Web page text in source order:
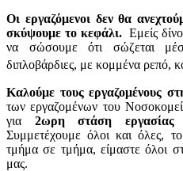
Οι εργαζόμενοι δεν θα
σκύψουμε το κεφάλι.Εμείς
να σώσουμε ότι σώζεται
διπλοβάρδιες, με κομμένα ρεπό,
Καλούμε τους εργαζομένους
των εργαζομένων του
για 2ωρη στάση
Συμμετέχουμε όλοι και όλες,
τμήμα σε τμήμα, είμαστε όλοι
μας.